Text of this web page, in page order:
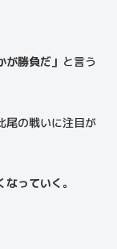
勝負だ」 と言う
尾の戦いに注目が
っていく。